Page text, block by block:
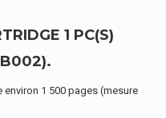
1 PC(S)
1 500 pages (mesure